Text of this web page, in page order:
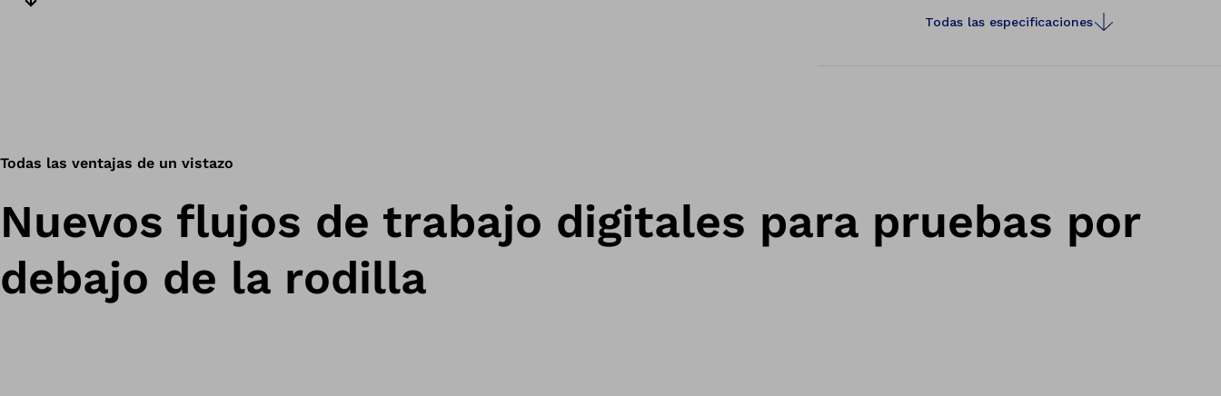
Todas las especificaciones
Todas las ventajas de un vistazo
Nuevos flujos de trabajo digitales para pruebas por
debajo de la rodilla